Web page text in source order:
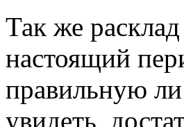
Так же
настоящий
правильную
увидеть,